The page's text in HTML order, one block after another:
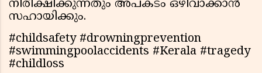
നിരീക്ഷിക്കുന്നതും അപകടം ഒഴിവാക്കാന്‍
സഹായിക്കും.
#childsafety #drowningprevention
#swimmingpoolaccidents #Kerala #tragedy
#childloss